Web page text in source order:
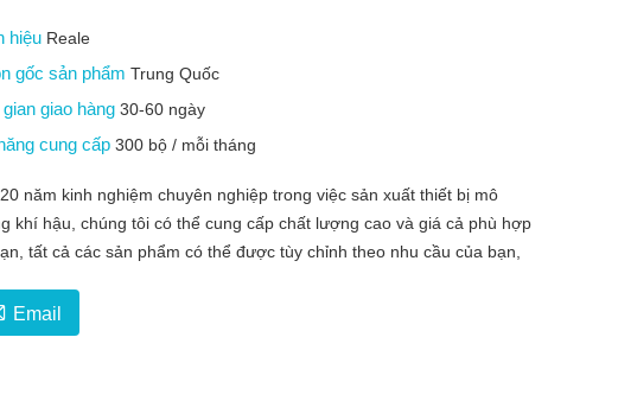
hiệu Reale
gốc sản phẩmTrung Quốc
giao hàng30-60 ngày
cung cấp300 bộ / mỗi tháng
năm kinh nghiệm chuyên nghiệp trong việc sản xuất thiết bị mô
khí hậu, chúng tôi có thể cung cấp chất lượng cao và giá cả phù hợp
tất cả các sản phẩm có thể được tùy chỉnh theo nhu cầu của bạn,
Email